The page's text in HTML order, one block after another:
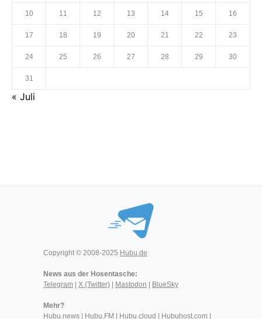
10 11 12 13 14 15 16
17 18 19 20 21 22 23
24 25 26 27 28 29 30
31
« Juli
Copyright © 2008-2025 Hubu.de
News aus der Hosentasche:
Telegram
X (Twitter) Mastodon BlueSky
Mehr?
Hubu.news
Hubu.FM Hubu.cloud Hubuhost.com